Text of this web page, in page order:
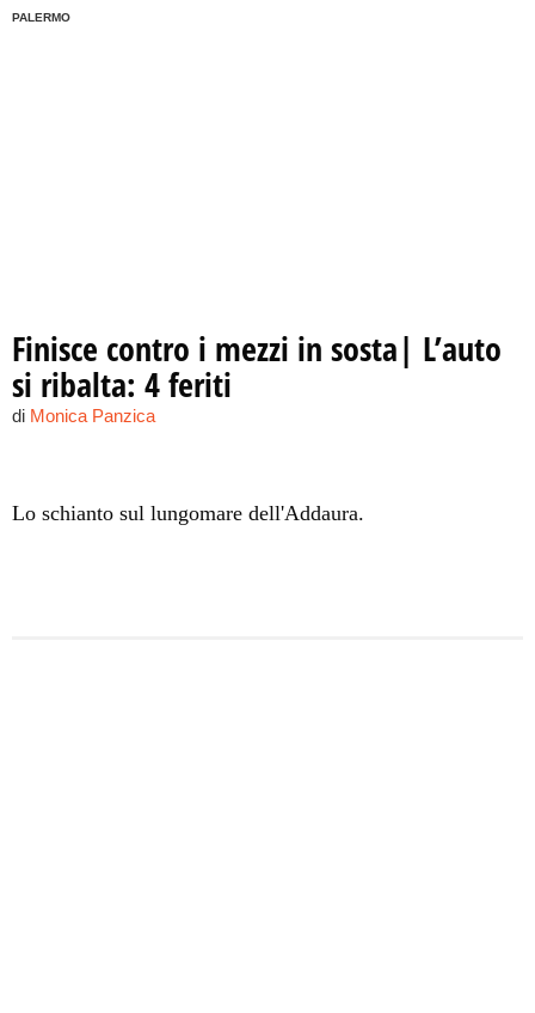
PALERMO
Finisce contro i mezzi in sosta| L’auto
si ribalta: 4 feriti
di Monica Panzica
Lo schianto sul lungomare dell'Addaura.